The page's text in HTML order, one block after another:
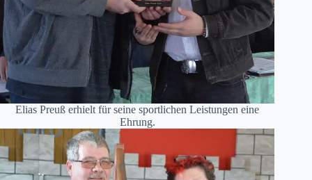
Elias Preuß erhielt für seine sportlichen Leistungen eine
Ehrung.